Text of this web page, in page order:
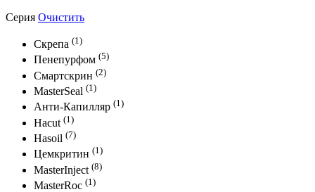
Серия Очистить
Скрепа (1)
Пенепурфом (5)
Смартскрин (2)
MasterSeal (1)
Анти-Капилляр (1)
Hacut (1)
Hasoil (7)
Цемкритин (1)
MasterInject (8)
MasterRoc (1)